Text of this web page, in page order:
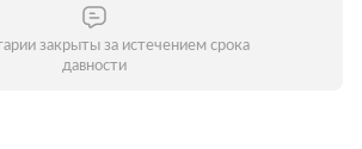
закрыты за истечением срока
давности